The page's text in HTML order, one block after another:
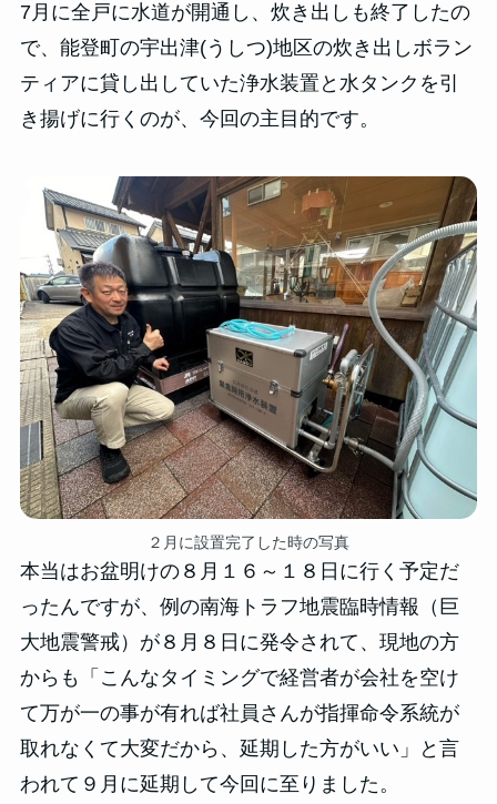
7月に全戸に水道が開通し、炊き出しも終了したの
で、能登町の宇出津(うしつ)地区の炊き出しボラン
ティアに貸し出していた浄水装置と水タンクを引
き揚げに行くのが、今回の主目的です。
２月に設置完了した時の写真
本当はお盆明けの８月１６～１８日に行く予定だ
ったんですが、例の南海トラフ地震臨時情報（巨
大地震警戒）が８月８日に発令されて、現地の方
からも「こんなタイミングで経営者が会社を空け
て万が一の事が有れば社員さんが指揮命令系統が
取れなくて大変だから、延期した方がいい」と言
われて９月に延期して今回に至りました。